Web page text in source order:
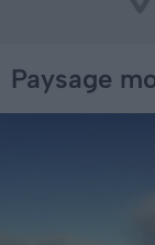
Paysage